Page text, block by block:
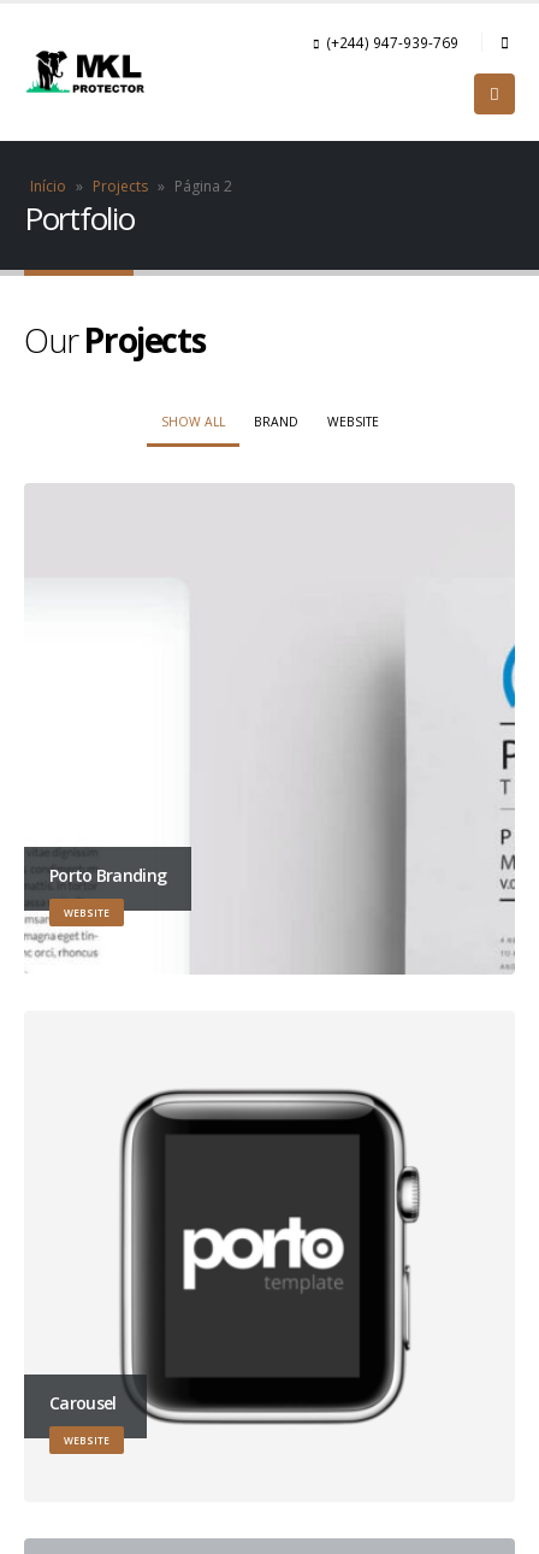
(+244) 947-939-769
Início » Projects » Página 2
Portfolio
OurProjects
SHOW ALL BRAND WEBSITE
Porto Branding
WEBSITE
Carousel
WEBSITE